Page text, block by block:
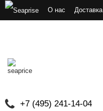
О нас Доставка
+7 (495) 241-14-04